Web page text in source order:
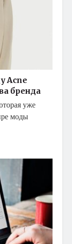
Acne
бренда
уже
моды